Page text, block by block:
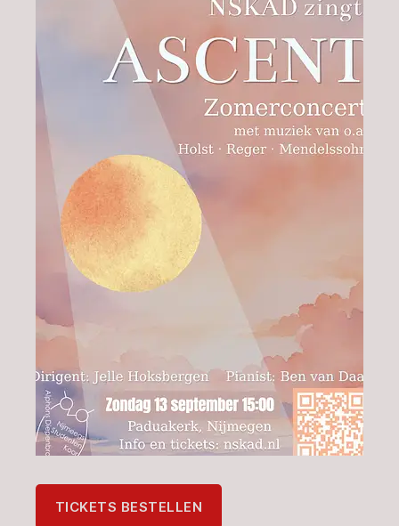
TICKETS BESTELLEN